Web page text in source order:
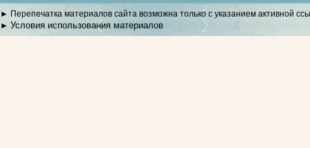
► Перепечатка материалов сайта возможна только с указанием активной
► Условия использования материалов